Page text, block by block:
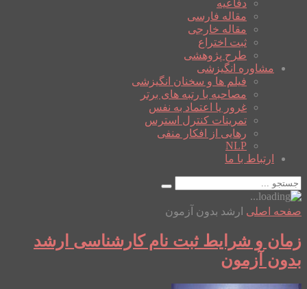
دفاعیه
مقاله فارسی
مقاله خارجی
ثبت اختراع
طرح پژوهشی
مشاوره انگیزشی
فیلم ها و سخنان انگیزشی
مصاحبه با رتبه های برتر
غرور یا اعتماد به نفس
تمرینات کنترل استرس
رهایی از افکار منفی
NLP
ارتباط با ما
صفحه اصلی ارشد بدون آزمون
زمان و شرایط ثبت نام کارشناسی ارشد
بدون آزمون